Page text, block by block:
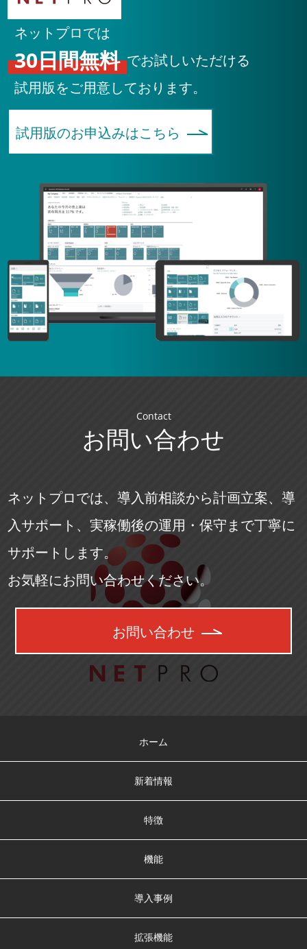
ネットプロでは
30日間無料 でお試しいただける
試用版をご用意しております。
試用版のお申込みはこちら
Contact
お問い合わせ
ネットプロでは、導入前相談から計画立案、導
入サポート、実稼働後の運用・保守まで丁寧に
サポートします。
お気軽にお問い合わせください。
お問い合わせ
ホーム
新着情報
特徴
機能
導入事例
拡張機能